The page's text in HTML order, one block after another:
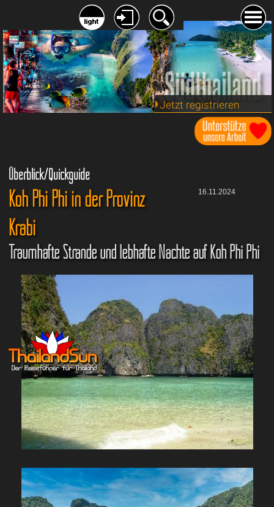
Jetzt registrieren
Überblick/Quickguide
16.11.2024
Koh Phi Phi in der Provinz
Krabi
Traumhafte Strände und lebhafte Nächte auf Koh Phi Phi